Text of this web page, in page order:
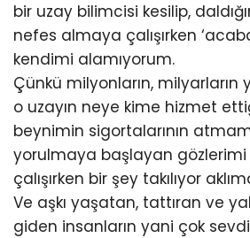
bir uzay bilimcisi kesilip,
nefes almaya çalışırken
kendimi alamıyorum.
Çünkü milyonların,
o uzayın neye kime hizmet
beynimin sigortalarının
yorulmaya başlayan gözlerimi
çalışırken bir şey takılıyor
Ve aşkı yaşatan, tattıran ve
giden insanların yani çok